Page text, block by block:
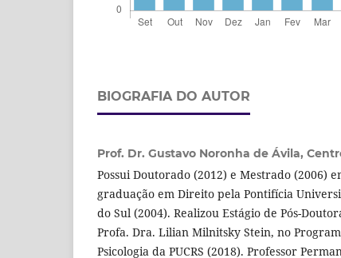
BIOGRAFIA DO AUTOR
Prof. Dr. Gustavo Noronha de Ávila,
Possui Doutorado (2012) e Mestrado (2006)
graduação em Direito pela Pontifícia
do Sul (2004). Realizou Estágio de Pós-
Profa. Dra. Lilian Milnitsky Stein, no
Psicologia da PUCRS (2018). Professor